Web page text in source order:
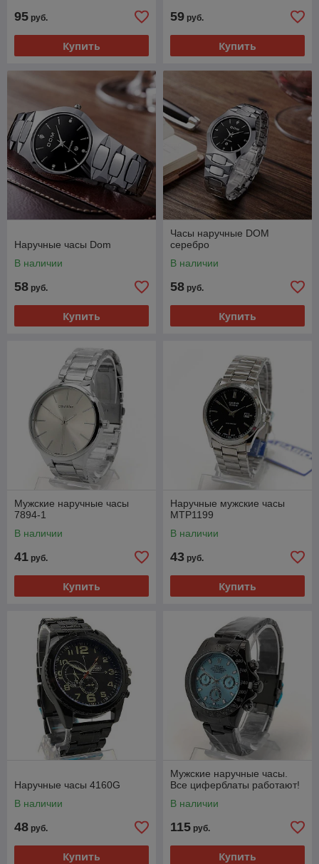
95 руб.
Купить
59 руб.
Купить
Наручные часы Dom
В наличии
58 руб.
Купить
Часы наручные DOM
серебро
В наличии
58 руб.
Купить
Мужские наручные часы
7894-1
В наличии
41 руб.
Купить
Наручные мужские часы
MTP1199
В наличии
43 руб.
Купить
Наручные часы 4160G
В наличии
48 руб.
Купить
Мужские наручные часы.
Все циферблаты работают!
В наличии
115 руб.
Купить